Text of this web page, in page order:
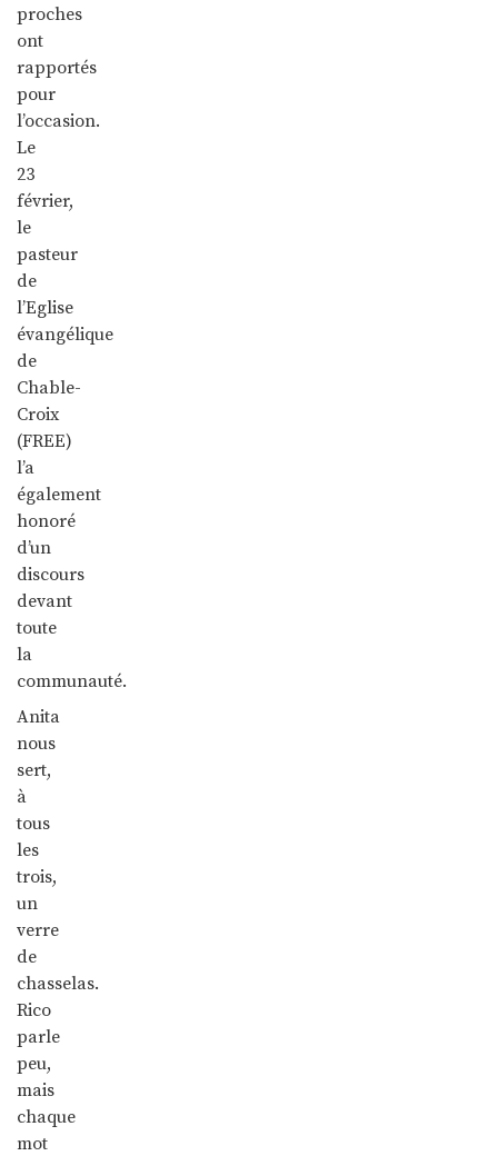
proches
ont
rapportés
pour
l’occasion.
Le
23
février,
le
pasteur
de
l’Eglise
évangélique
de
Chable-
Croix
(FREE)
l’a
également
honoré
d’un
discours
devant
toute
la
communauté.
Anita
nous
sert,
à
tous
les
trois,
un
verre
de
chasselas.
Rico
parle
peu,
mais
chaque
mot